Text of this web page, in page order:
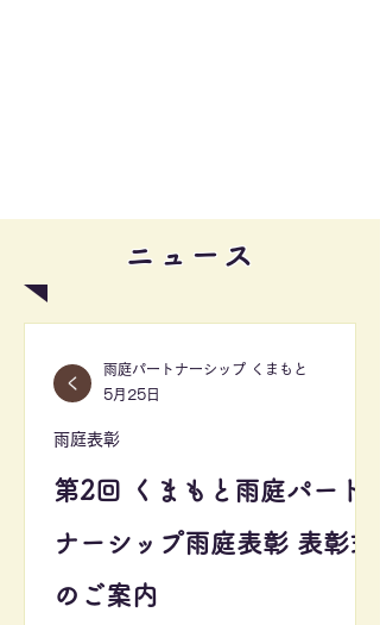
ニュース
第2回 くまもと雨庭パート
ナーシップ雨庭表彰 表彰式
のご案内
雨庭表彰
雨庭パートナーシップ くまもと
5月25日